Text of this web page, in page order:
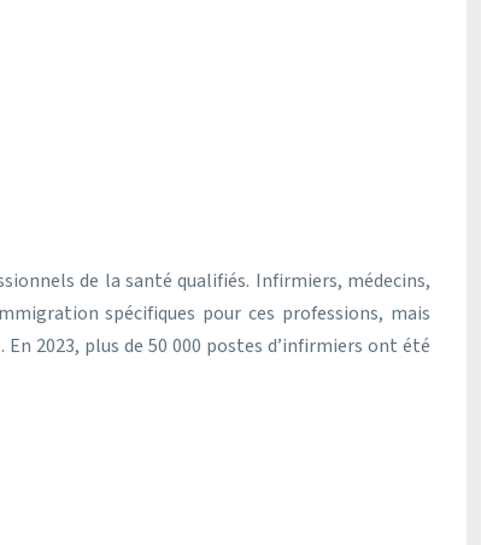
de la santé qualifiés. Infirmiers, médecins,
spécifiques pour ces professions, mais
2023, plus de 50 000 postes d’infirmiers ont été